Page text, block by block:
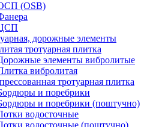
(OSB)
дорожные элементы
тротуарная плитка
элементы вибролитые
вибролитая
тротуарная плитка
и поребрики
и поребрики (поштучно)
водосточные
водосточные (поштучно)